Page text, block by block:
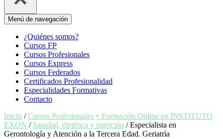
Menú de navegación
¿Quiénes somos?
Cursos FP
Cursos Profesionales
Cursos Express
Cursos Federados
Certificados Profesionalidad
Especialidades Formativas
Contacto
Inicio /Cursos Profesionales y Formación Online en INSTITUTO
EXON / Sanidad, dietética y nutrición / Especialista en
Gerontología y Atención a la Tercera Edad. Geriatría